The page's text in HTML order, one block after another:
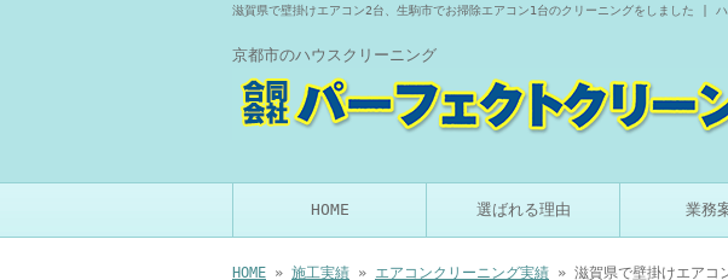
滋賀県で壁掛けエアコン2台、生駒市でお掃除エアコン1台のクリーニングをしました |
京都市のハウスクリーニング
HOME 選ばれる理由 業務
HOME » 施工実績 » エアコンクリーニング実績 » 滋賀県で壁掛けエアコ